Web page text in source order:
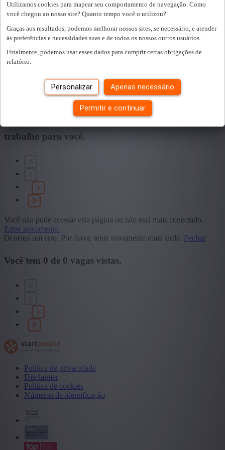
Utilizamos cookies para mapear seu comportamento de navegação. Como
você chegou ao nosso site? Quanto tempo você o utilizou?
Graças aos resultados, podemos melhorar nossos sites, se necessário, e atender
às preferências e necessidades suas e de todos os nossos outros usuários.
Finalmente, podemos usar esses dados para cumprir certas obrigações de
relatório.
Personalizar Apenas necessário
Permitir e continuar
Sector
+ Mostrar mais
- Mostrar menos
Educação
+ Mostrar mais
+ Mostrar mais - Mostrar menos
vagas para si. encontramos um
trabalho para você.
Você não pode acessar esta página ou não está mais conectado.
Entre novamente.
Ocorreu um erro. Por favor, tente novamente mais tarde. Fechar
Você tem 0 de 0 vagas vistas.
Política de privacidade
Disclaimer
Política de cookies
Números de identificação